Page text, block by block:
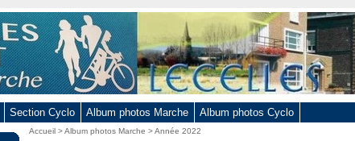
Section Cyclo Album photos Marche Album photos Cyclo
Vous
Accueil >Album photos Marche > Année 2022